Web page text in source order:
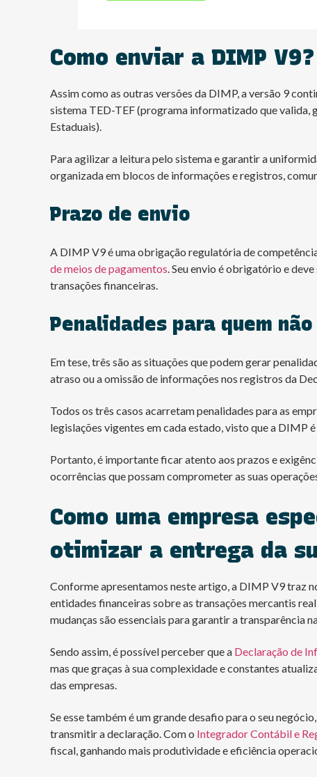
Como enviar a DIMP V9?
Assim como as outras versões da DIMP, a versão 9
sistema TED-TEF (programa informatizado que valida,
Estaduais).
Para agilizar a leitura pelo sistema e garantir a
organizada em blocos de informações e registros,
Prazo de envio
A DIMP V9 é uma obrigação regulatória de
de meios de pagamentos . Seu envio é obrigatório e
transações financeiras.
Penalidades para quem
Em tese, três são as situações que podem gerar
atraso ou a omissão de informações nos registros da
Todos os três casos acarretam penalidades para as
legislações vigentes em cada estado, visto que a DIMP
Portanto, é importante ficar atento aos prazos e
ocorrências que possam comprometer as suas
Como uma empresa
otimizar a entrega da
Conforme apresentamos neste artigo, a DIMP V9 traz
entidades financeiras sobre as transações mercantis
mudanças são essenciais para garantir a transparência
Sendo assim, é possível perceber que a Declaração de
mas que graças à sua complexidade e constantes
das empresas.
Se esse também é um grande desafio para o seu
transmitir a declaração. Com o Integrador Contábil e
fiscal, ganhando mais produtividade e eficiência